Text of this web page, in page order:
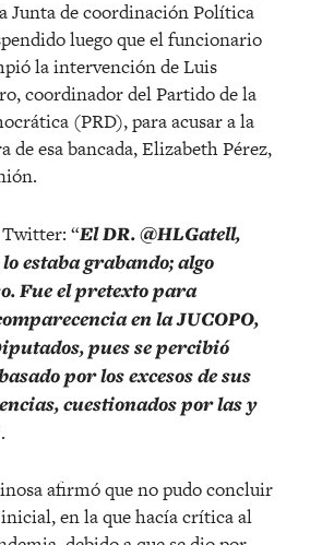
Junta de coordinación Política
luego que el funcionario
la intervención de Luis
coordinador del Partido de la
(PRD), para acusar a la
de esa bancada, Elizabeth Pérez,
“El DR. @HLGatell,
estaba grabando; algo
Fue el pretexto para
en la JUCOPO,
pues se percibió
por los excesos de sus
cuestionados por las y
afirmó que no pudo concluir
en la que hacía crítica al